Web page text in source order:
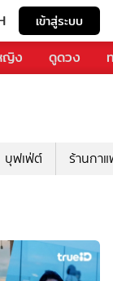
เข้าสู่ระบบ
ญิง ดูดวง
บุฟเฟ่ต์ ร้านกา